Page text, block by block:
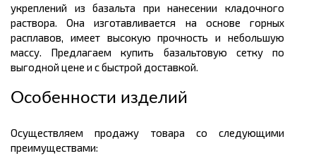
укреплений из базальта при нанесении кладочного
раствора. Она изготавливается на основе горных
расплавов, имеет высокую прочность и небольшую
массу. Предлагаем купить базальтовую сетку по
выгодной цене и с быстрой доставкой.
Особенности изделий
Осуществляем продажу товара со следующими
преимуществами: